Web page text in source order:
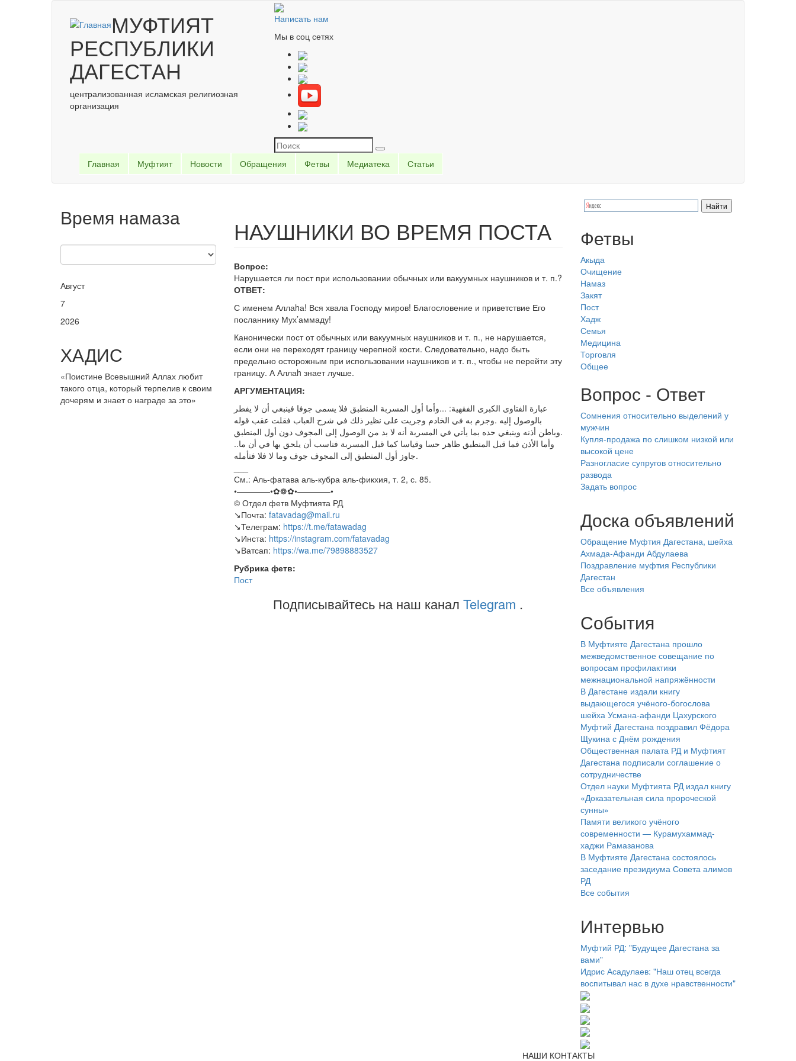
МУФТИЯТ
РЕСПУБЛИКИ
ДАГЕСТАН
централизованная исламская религиозная
организация
Написать нам
Мы в соц сетях
Главная Муфтият Новости Обращения Фетвы Медиатека Статьи
НАУШНИКИ ВО ВРЕМЯ ПОСТА
Вопрос:
Нарушается ли пост при использовании обычных или вакуумных наушников и т. п.?
ОТВЕТ:
С именем Аллаhа! Вся хвала Господу миров! Благословение и приветствие Его
посланнику Мух’аммаду!
Канонически пост от обычных или вакуумных наушников и т. п., не нарушается,
если они не переходят границу черепной кости. Следовательно, надо быть
предельно осторожным при использовании наушников и т. п., чтобы не перейти эту
границу. А Аллаh знает лучше.
АРГУМЕНТАЦИЯ:
عبارة الفتاوى الكبرى الفقهية: ...وأما أول المسربة المنطبق فلا يسمى جوفا فينبغي أن لا يفطر
بالوصول إليه .وجزم به في الخادم وجريت على نظير ذلك في شرح العباب فقلت عقب قوله
وباطن أذنه وينبغي حده بما يأتي في المسربة أنه لا بد من الوصول إلى المجوف دون أول المنطبق.
..وأما الأذن فما قبل المنطبق ظاهر حسا وقياسا كما قبل المسربة فناسب أن يلحق بها في أن ما
جاوز أول المنطبق إلى المجوف جوف وما لا فلا فتأمله.
См.: Аль-фатава аль-кубра аль-фикхия, т. 2, с. 85.
•————•✿❁✿•————•
©️ Отдел фетв Муфтията РД
↘️Почта: fatavadag@mail.ru
↘️Телеграм: https://t.me/fatawadag
↘️Инста: https://instagram.com/fatavadag
↘️Ватсап: https://wa.me/79898883527
Рубрика фетв:
Пост
Подписывайтесь на наш канал Telegram .
Время намаза
Август
7
2026
ХАДИС
«Поистине Всевышний Аллах любит
такого отца, который терпелив к своим
дочерям и знает о награде за это»
Фетвы
Акыда
Очищение
Намаз
Закят
Пост
Хадж
Семья
Медицина
Торговля
Общее
Вопрос - Ответ
Сомнения относительно выделений у
мужчин
Купля-продажа по слишком низкой или
высокой цене
Разногласие супругов относительно
развода
Задать вопрос
Доска объявлений
Обращение Муфтия Дагестана, шейха
Ахмада-Афанди Абдулаева
Поздравление муфтия Республики
Дагестан
Все объявления
События
В Муфтияте Дагестана прошло
межведомственное совещание по
вопросам профилактики
межнациональной напряжённости
В Дагестане издали книгу
выдающегося учёного-богослова
шейха Усмана-афанди Цахурского
Муфтий Дагестана поздравил Фёдора
Щукина с Днём рождения
Общественная палата РД и Муфтият
Дагестана подписали соглашение о
сотрудничестве
Отдел науки Муфтията РД издал книгу
«Доказательная сила пророческой
сунны»
Памяти великого учёного
современности — Курамухаммад-
хаджи Рамазанова
В Муфтияте Дагестана состоялось
заседание президиума Совета алимов
РД
Все события
Интервью
Муфтий РД: "Будущее Дагестана за
вами"
Идрис Асадулаев: "Наш отец всегда
воспитывал нас в духе нравственности"
НАШИ КОНТАКТЫ